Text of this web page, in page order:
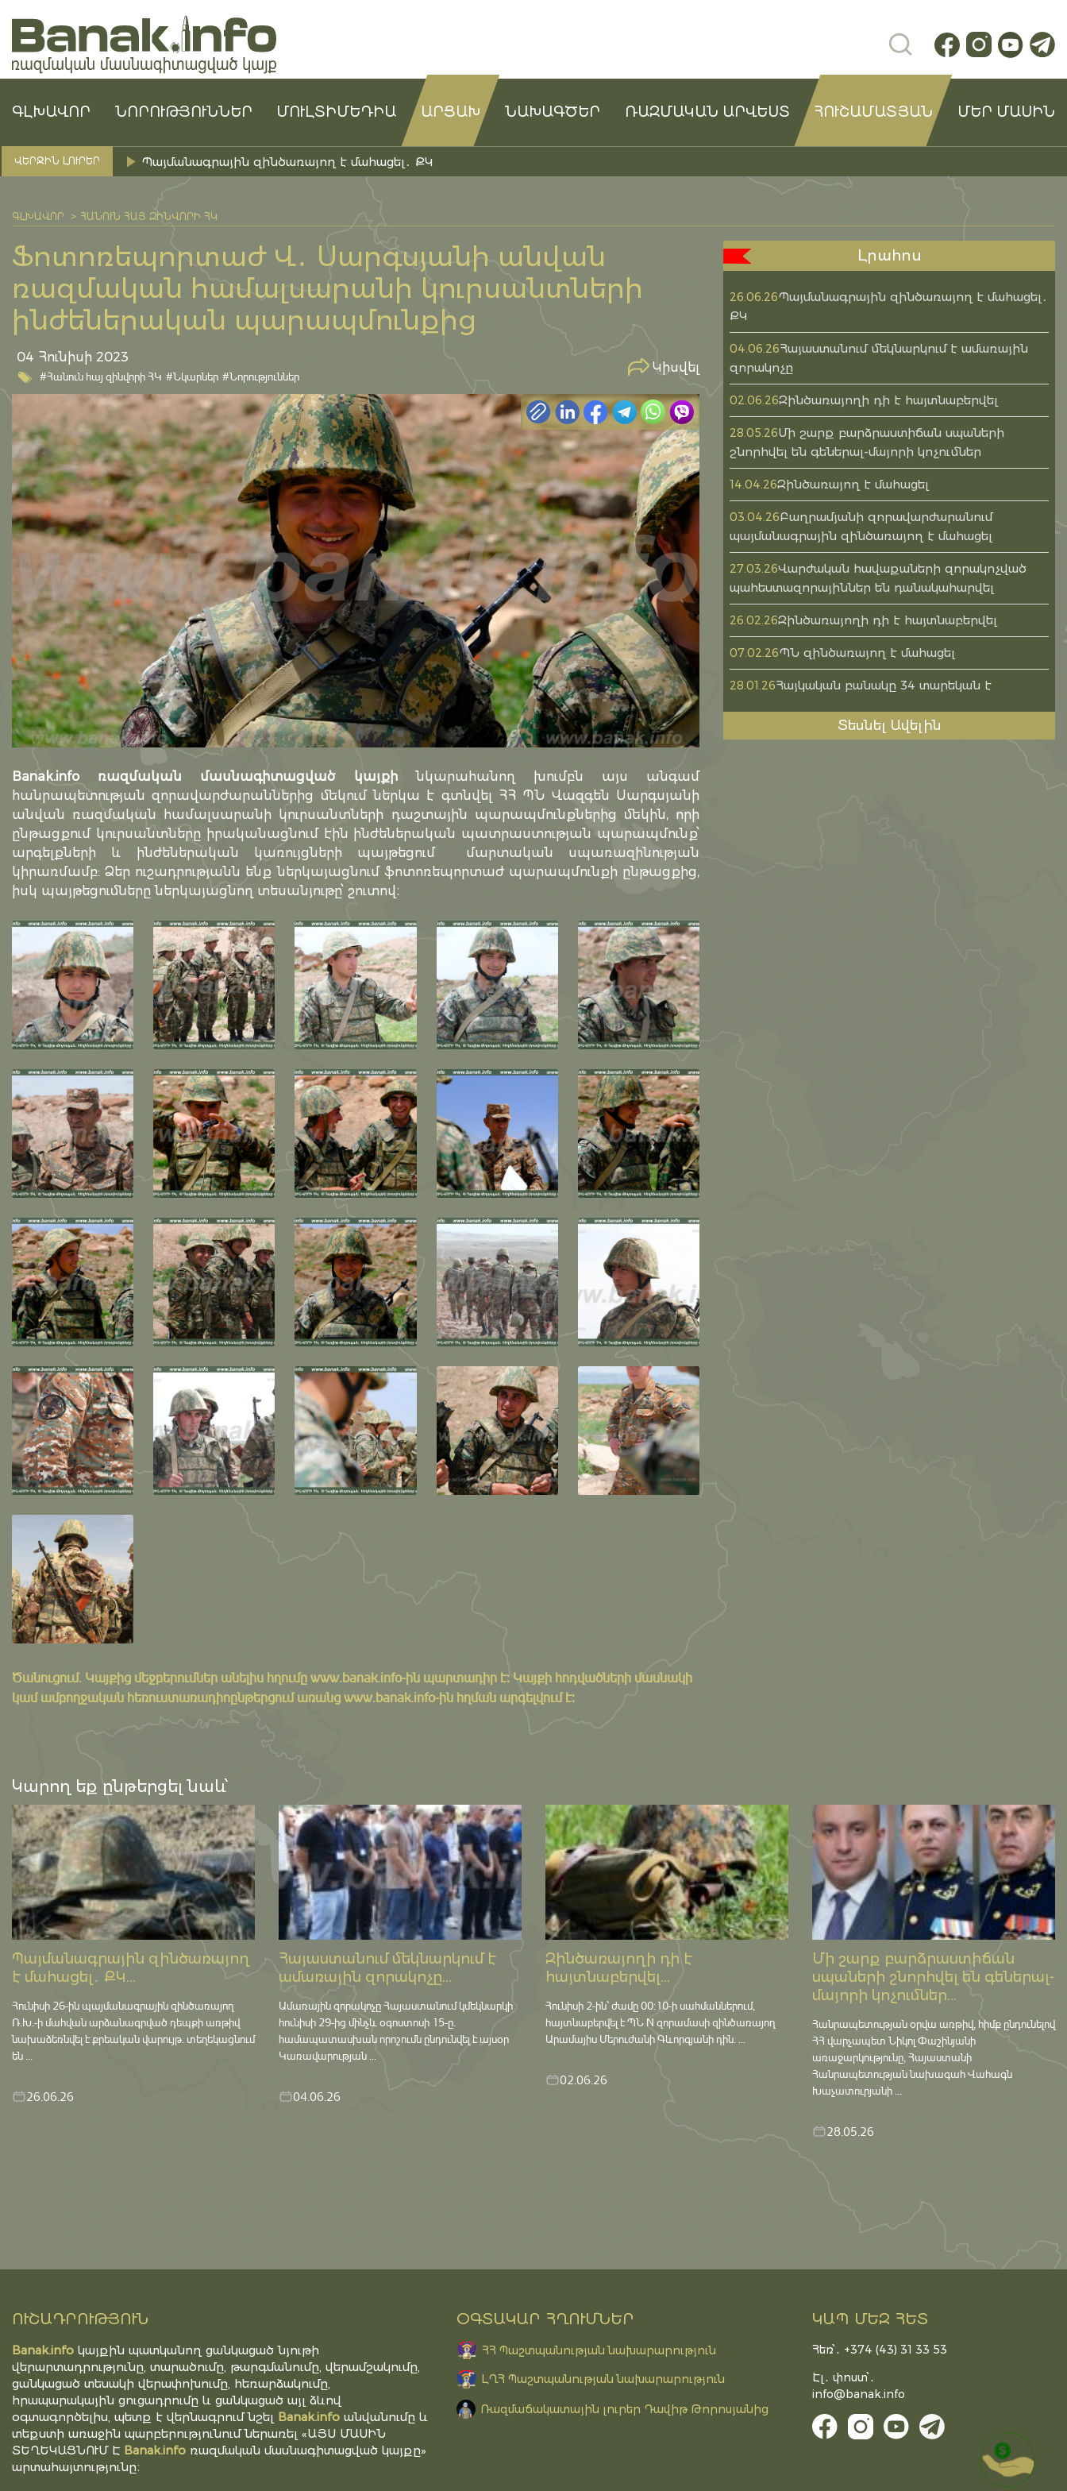
ԳԼԽԱՎՈՐ ՆՈՐՈՒԹՅՈՒՆՆԵՐ ՄՈՒԼՏԻՄԵԴԻԱ ԱՐՑԱԽ ՆԱԽԱԳԾԵՐ ՌԱԶՄԱԿԱՆ ԱՐՎԵՍՏ ՀՈՒՇԱՄԱՏՅԱՆ ՄԵՐ ՄԱՍԻՆ
ՎԵՐՋԻՆ ԼՈՒՐԵՐ Պայմանագրային զինծառայող է մահացել․ ՔԿ
ԳԼԽԱՎՈՐ ՀԱՆՈՒՆ ՀԱՅ ԶԻՆՎՈՐԻ ՀԿ
Ֆոտոռեպորտաժ Վ․ Սարգսյանի անվան
ռազմական համալսարանի կուրսանտների
ինժեներական պարապմունքից
04 Հունիսի 2023
#Հանուն հայ զինվորի ՀԿ #Նկարներ #Նորություններ
Կիսվել
Banak.info ռազմական մասնագիտացված կայքի նկարահանող խումբն այս անգամ
հանրապետության զորավարժարաններից մեկում ներկա է գտնվել ՀՀ ՊՆ Վազգեն Սարգսյանի
անվան ռազմական համալսարանի կուրսանտների դաշտային պարապմունքներից մեկին, որի
ընթացքում կուրսանտները իրականացնում էին ինժեներական պատրաստության պարապմունք՝
արգելքների և ինժեներական կառույցների պայթեցում մարտական սպառազինության
կիրառմամբ: Ձեր ուշադրությանն ենք ներկայացնում ֆոտոռեպորտաժ պարապմունքի ընթացքից,
իսկ պայթեցումները ներկայացնող տեսանյութը՝ շուտով։
Ծանուցում․ Կայքից մեջբերումներ անելիս հղումըwww.banak.info-ին պարտադիր է: Կայքի հոդվածների մասնակի
կամ ամբողջական հեռուստառադիոընթերցում առանց www.banak.info-ին հղման արգելվում է:
Լրահոս
26.06.26Պայմանագրային զինծառայող է մահացել․
ՔԿ
04.06.26Հայաստանում մեկնարկում է ամառային
զորակոչը
02.06.26Զինծառայողի դի է հայտնաբերվել
28.05.26Մի շարք բարձրաստիճան սպաների
շնորհվել են գեներալ-մայորի կոչումներ
14.04.26Զինծառայող է մահացել
03.04.26Բաղրամյանի զորավարժարանում
պայմանագրային զինծառայող է մահացել
27.03.26Վարժական հավաքաների զորակոչված
պահեստազորայիններ են դանակահարվել
26.02.26Զինծառայողի դի է հայտնաբերվել
07.02.26ՊՆ զինծառայող է մահացել
28.01.26Հայկական բանակը 34 տարեկան է
Տեսնել Ավելին
Կարող եք ընթերցել նաև՝
Պայմանագրային զինծառայող
է մահացել․ ՔԿ...
Հունիսի 26-ին պայմանագրային զինծառայող
Ռ.Խ.-ի մահվան արձանագրված դեպքի առթիվ
նախաձեռնվել է քրեական վարույթ․ տեղեկացնում
են ...
26.06.26
Հայաստանում մեկնարկում է
ամառային զորակոչը...
Ամառային զորակոչը Հայաստանում կմեկնարկի
հունիսի 29-ից մինչև օգոստոսի 15-ը․
համապատասխան որոշումն ընդունվել է այսօր
Կառավարության ...
04.06.26
Զինծառայողի դի է
հայտնաբերվել...
Հունիսի 2-ին՝ ժամը 00:10-ի սահմաններում,
հայտնաբերվել է ՊՆ N զորամասի զինծառայող
Արամայիս Մերուժանի Գևորգյանի դին. ...
02.06.26
Մի շարք բարձրաստիճան
սպաների շնորհվել են գեներալ-
մայորի կոչումներ...
Հանրապետության օրվա առթիվ, հիմք ընդունելով
ՀՀ վարչապետ Նիկոլ Փաշինյանի
առաջարկությունը, Հայաստանի
Հանրապետության նախագահ Վահագն
Խաչատուրյանի ...
28.05.26
ՈՒՇԱԴՐՈՒԹՅՈՒՆ
Banak.info կայքին պատկանող ցանկացած նյութի
վերարտադրությունը, տարածումը, թարգմանումը, վերամշակումը,
ցանկացած տեսակի վերափոխումը, հեռարձակումը,
հրապարակային ցուցադրումը և ցանկացած այլ ձևով
օգտագործելիս, պետք է վերնագրում նշել Banak.info անվանումը և
տեքստի առաջին պարբերությունում ներառել «ԱՅՍ ՄԱՍԻՆ
ՏԵՂԵԿԱՑՆՈՒՄ Է Banak.info ռազմական մասնագիտացված կայքը»
արտահայտությունը։
ՕԳՏԱԿԱՐ ՀՂՈՒՄՆԵՐ
ՀՀ Պաշտպանության նախարարություն
ԼՂՀ Պաշտպանության նախարարություն
Ռազմաճակատային լուրեր Դավիթ Թորոսյանից
ԿԱՊ ՄԵԶ ՀԵՏ
Հեռ՝․ +374 (43) 31 33 53
Էլ․ փոստ՝․
info@banak.info